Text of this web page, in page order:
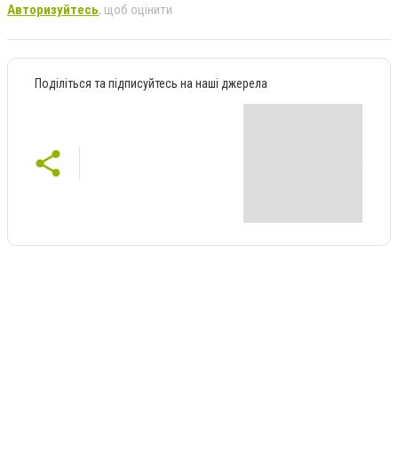
Авторизуйтесь, щоб оцінити
Поділіться та підписуйтесь на наші джерела